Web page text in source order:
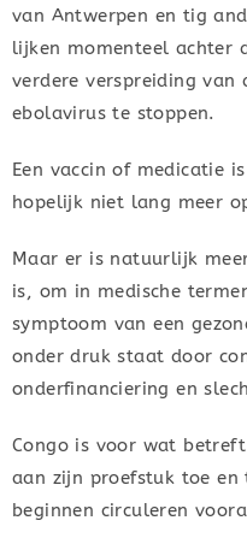
van Antwerpen en tig
lijken momenteel achter
verdere verspreiding
ebolavirus te stoppen.
Een vaccin of medicatie
hopelijk niet lang meer
Maar er is natuurlijk
is, om in medische
symptoom van een
onder druk staat door
onderfinanciering en
Congo is voor wat
aan zijn proefstuk toe
beginnen circuleren